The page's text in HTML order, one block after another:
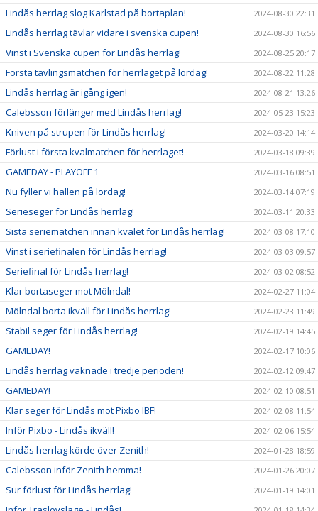
Lindås herrlag slog Karlstad på bortaplan! 2024-08-30 22:31
Lindås herrlag tävlar vidare i svenska cupen! 2024-08-30 16:56
Vinst i Svenska cupen för Lindås herrlag! 2024-08-25 20:17
Första tävlingsmatchen för herrlaget på lördag! 2024-08-22 11:28
Lindås herrlag är igång igen! 2024-08-21 13:26
Calebsson förlänger med Lindås herrlag! 2024-05-23 15:23
Kniven på strupen för Lindås herrlag! 2024-03-20 14:14
Förlust i första kvalmatchen för herrlaget! 2024-03-18 09:39
GAMEDAY - PLAYOFF 1 2024-03-16 08:51
Nu fyller vi hallen på lördag! 2024-03-14 07:19
Serieseger för Lindås herrlag! 2024-03-11 20:33
Sista seriematchen innan kvalet för Lindås herrlag! 2024-03-08 17:10
Vinst i seriefinalen för Lindås herrlag! 2024-03-03 09:57
Seriefinal för Lindås herrlag! 2024-03-02 08:52
Klar bortaseger mot Mölndal! 2024-02-27 11:04
Mölndal borta ikväll för Lindås herrlag! 2024-02-23 11:49
Stabil seger för Lindås herrlag! 2024-02-19 14:45
GAMEDAY! 2024-02-17 10:06
Lindås herrlag vaknade i tredje perioden! 2024-02-12 09:47
GAMEDAY! 2024-02-10 08:51
Klar seger för Lindås mot Pixbo IBF! 2024-02-08 11:54
Inför Pixbo - Lindås ikväll! 2024-02-06 15:54
Lindås herrlag körde över Zenith! 2024-01-28 18:59
Calebsson inför Zenith hemma! 2024-01-26 20:07
Sur förlust för Lindås herrlag! 2024-01-19 14:01